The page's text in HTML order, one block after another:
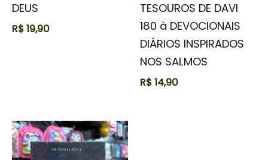
DEUS
R$19,90
TESOUROS DE DAVI
180 à DEVOCIONAIS
DIÁRIOS INSPIRADOS
NOS SALMOS
R$14,90